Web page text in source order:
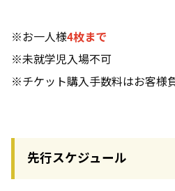
※お一人様4枚まで
※未就学児入場不可
※チケット購入手数料はお客様
先行スケジュール